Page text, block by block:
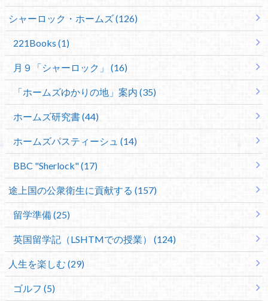
シャーロック・ホームズ (126)
221Books (1)
月９「シャーロック」 (16)
「ホームズゆかりの地」案内 (35)
ホームズ研究書 (44)
ホームズパスティーシュ (14)
BBC "Sherlock" (17)
途上国の公衆衛生に貢献する (157)
留学準備 (25)
英国留学記（LSHTMでの授業） (124)
人生を楽しむ (29)
ゴルフ (5)